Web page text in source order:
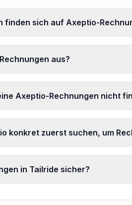
finden sich auf Axeptio-
aus?
Axeptio-Rechnungen nicht
konkret zuerst suchen, um
in Tailride sicher?